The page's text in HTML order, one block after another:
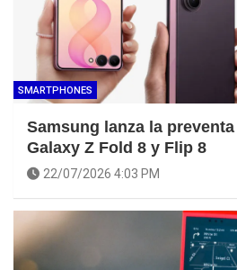
SMARTPHONES
Samsung lanza la
Galaxy Z Fold 8 y Flip 8
22/07/2026 4:03 PM